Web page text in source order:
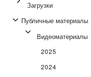
Загрузки
Публичные материалы
Видеоматериалы
2025
2024